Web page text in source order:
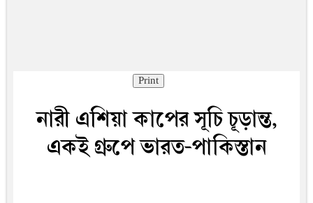
Print
নারী এশিয়া কাপের সূচি চূড়ান্ত,
একই গ্রুপে ভারত-পাকিস্তান